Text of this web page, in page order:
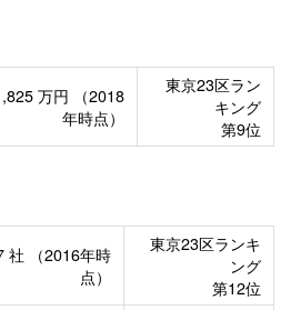
万円
（2018
年時点）
東京23区ラン
キング
第9位
社
（2016年時
点）
東京23区ランキ
ング
第12位